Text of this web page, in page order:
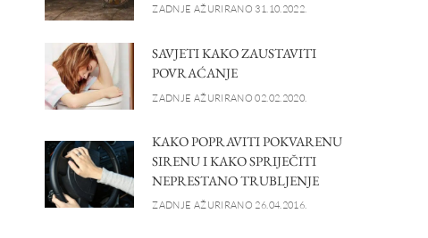
ZADNJE AŽURIRANO 31.10.2022.
SAVJETI KAKO ZAUSTAVITI
POVRAĆANJE
ZADNJE AŽURIRANO 02.02.2020.
KAKO POPRAVITI POKVARENU
SIRENU I KAKO SPRIJEČITI
NEPRESTANO TRUBLJENJE
ZADNJE AŽURIRANO 26.04.2016.